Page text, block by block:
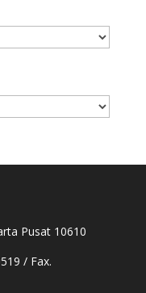
Pusat 10610
/ Fax.